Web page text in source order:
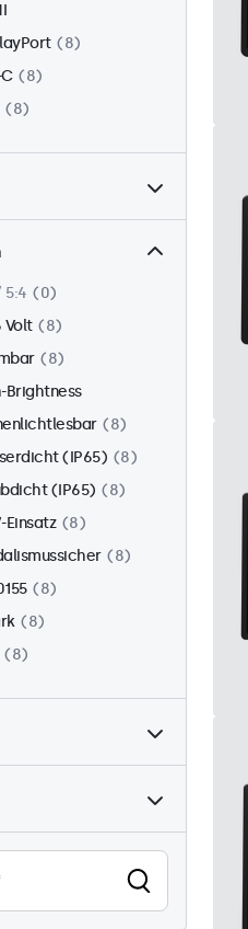
8
8
8
Mount
8
75 x 75
100 x 100
5:4
0
Volt
8
8
Brightness
8
(IP65)
8
(IP65)
8
Einsatz
8
8
8
8
8